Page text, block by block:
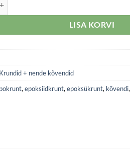
LISA KORVI
Krundid + nende kõvendid
, epoksiidkrunt, epoksükrunt, kõvendi,